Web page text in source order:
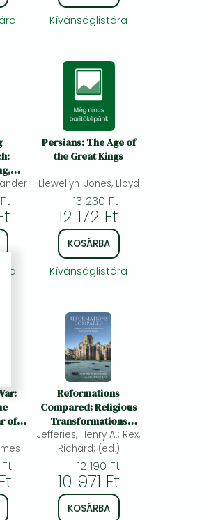
Kívánságlistára
in
Persians: The Age of
the Great Kings
Llewellyn-Jones, Lloyd
13 230 Ft
12 172 Ft
KOSÁRBA
Kívánságlistára
of
Reformations
Compared: Religious
Transformations
across Early Modern
Europe
Jefferies, Henry A.; Rex,
Richard; (ed.)
12 190 Ft
10 971 Ft
KOSÁRBA